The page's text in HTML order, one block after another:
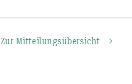
Zur Mitteilungsübersicht